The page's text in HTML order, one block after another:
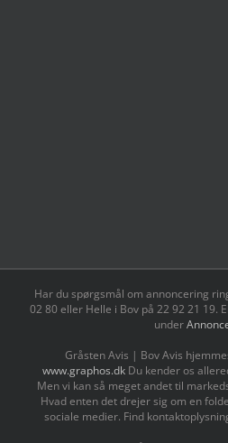
Har du spørgsmål om annoncering
02 80 ‬eller Helle i Bov på 22 92 21 19‬.
under
Gråsten Avis | Bov Avis
www.graphos.dk Du kender os
Men vi kan så meget andet til
Hvad enten det drejer sig om en
sociale medier. Find